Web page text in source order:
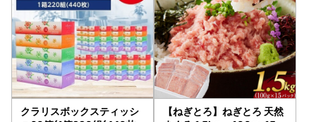
クラリスボックスティッシ
【ねぎとろ】ねぎとろ 天然